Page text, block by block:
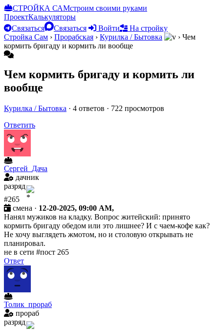
СТРОЙКА САМстроим своими руками
ПроектКалькуляторы
Связаться
Связаться Войти
На стройку
Стройка Сам › Прорабская › Курилка / Бытовка › Чем
кормить бригаду и кормить ли вообще
Чем кормить бригаду и кормить ли
вообще
Курилка / Бытовка · 4 ответов · 722 просмотров
Ответить
Сергей_Дача
дачник
разряд
#265
смена · 12-20-2025, 09:00 AM,
Нанял мужиков на кладку. Вопрос житейский: принято
кормить бригаду обедом или это лишнее? И с чаем-кофе как?
Не хочу выглядеть жмотом, но и столовую открывать не
планировал.
не в сети #пост 265
Ответ
Толик_прораб
прораб
разряд